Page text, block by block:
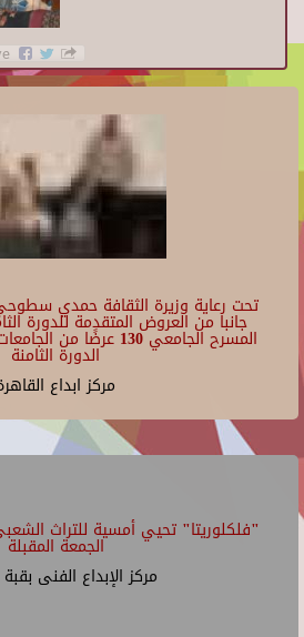
تحت رعاية وزيرة الثقافة حمدي
جانبا من العروض المتقدمة للدورة
المسرح الجامعي 130
الدورة الثامنة
مركز ابداع
"فلكلوريتا" تحيي أمسية للتراث
الجمعة المقبلة
مركز الإبداع الفنى